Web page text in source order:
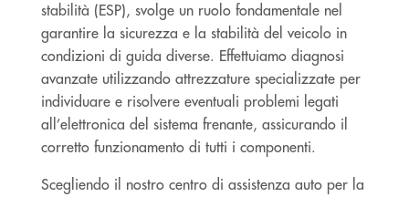
stabilità (ESP), svolge un ruolo fondamentale nel
garantire la sicurezza e la stabilità del veicolo in
condizioni di guida diverse. Effettuiamo diagnosi
avanzate utilizzando attrezzature specializzate per
individuare e risolvere eventuali problemi legati
all’elettronica del sistema frenante, assicurando il
corretto funzionamento di tutti i componenti.
Scegliendo il nostro centro di assistenza auto per la